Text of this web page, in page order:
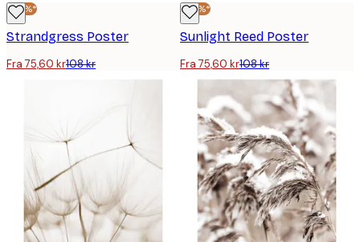
-30%*
Strandgress Poster
Fra 75,60 kr108 kr
-30%*
Sunlight Reed Poster
Fra 75,60 kr108 kr